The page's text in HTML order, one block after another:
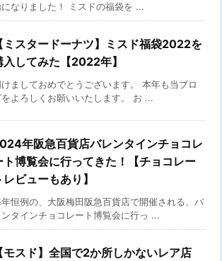
なりました！ ミスドの福袋を ...
【ミスタードーナツ】ミスド福袋2022を
入してみた【2022年】
ましておめでとうございます。 本年も当ブロ
をよろしくお願いいたします。 お ...
年阪急百貨店バレンタインチョコレ
ト博覧会に行ってきた！【チョコレー
レビューもあり】
恒例の、大阪梅田阪急百貨店で開催される、バ
ンタインチョコレート博覧会に行っ ...
【モスド】全国で2か所しかないレア店